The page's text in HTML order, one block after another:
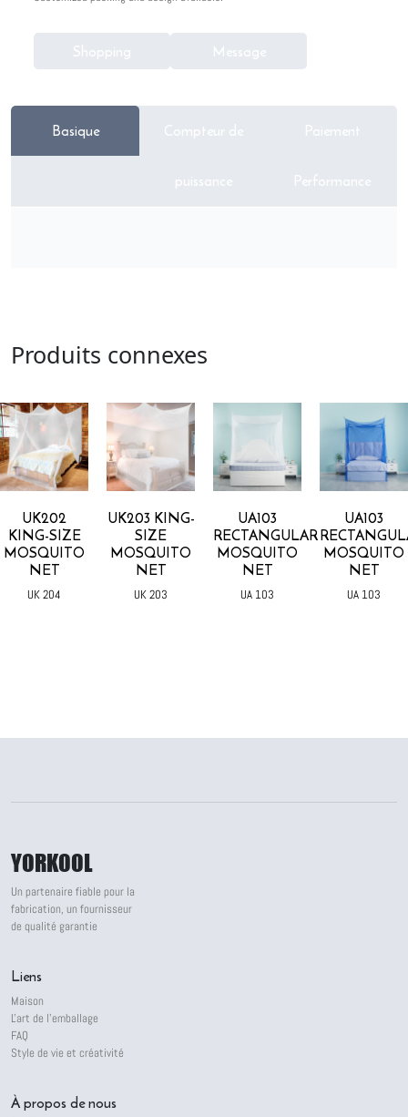
Shopping Message
Basique Compteur de
puissance
Paiement
Performance
Produits connexes
UK202
KING-SIZE
MOSQUITO
NET
UK 204
UK203 KING-
SIZE
MOSQUITO
NET
UK 203
UA103
RECTANGULAR
MOSQUITO
NET
UA 103
UA103
MOSQUITO
NET
UA 103
YORKOOL
Un partenaire fiable pour la
fabrication, un fournisseur
de qualité garantie
Liens
Maison
L'art de l'emballage
FAQ
Style de vie et créativité
À propos de nous